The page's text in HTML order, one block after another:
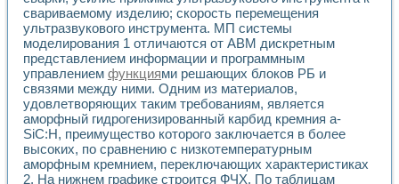
Виртуальная система поддержки принимаемых решений в
Преемственность дисциплин «Моделирование систем» и
Универсальный стенд для исследования электрических
Лабораторные практикумы по информационно-
Виртуальный измеритель частотных характеристик на
Лабораторный практикум по основам теории Коммутации
Разработка виртуальной лабораторной работы
Виртуальные практикумы по электротехнике в среде
Из опыта внедрения в рамках национального проекта
Исследование эффективности решателей
свариваемому изделию; скорость перемещения
ультразвукового инструмента. МП системы
моделирования 1 отличаются от АВМ дискретным
представлением информации и программным
управлением функциями решающих блоков РБ и
связями между ними. Одним из материалов,
удовлетворяющих таким требованиям, является
аморфный гидрогенизированный карбид кремния a-
SiC:H, преимущество которого заключается в более
высоких, по сравнению с низкотемпературным
аморфным кремнием, переключающих характеристиках
2. На нижнем графике строится ФЧХ. По таблицам